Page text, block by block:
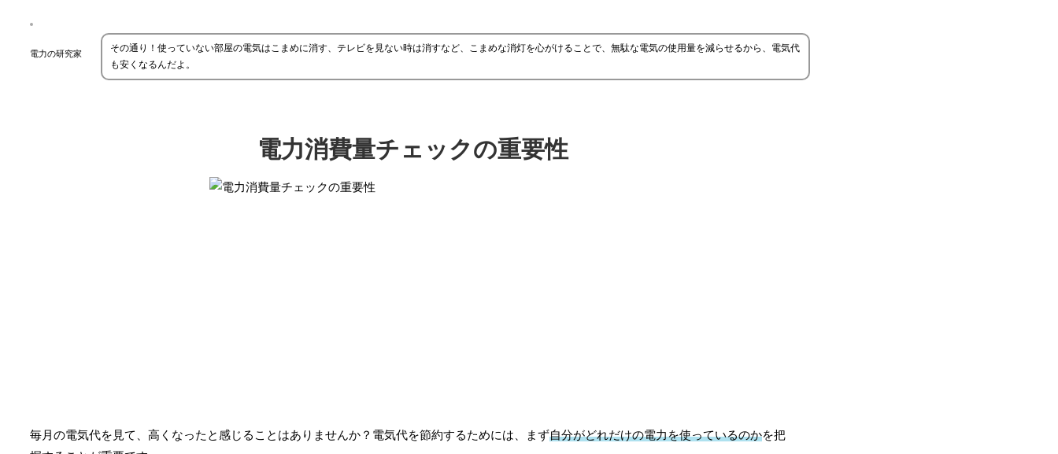
電力の研究家
その通り！使っていない部屋の電気はこまめに消す、テレビを見ない時は消すなど、こまめな消灯を心がけることで、無駄な電気の使用量を減らせるから、電気代
も安くなるんだよ。
電力消費量チェックの重要性
毎月の電気代を見て、高くなったと感じることはありませんか？電気代を節約するためには、まず自分がどれだけの電力を使っているのかを把